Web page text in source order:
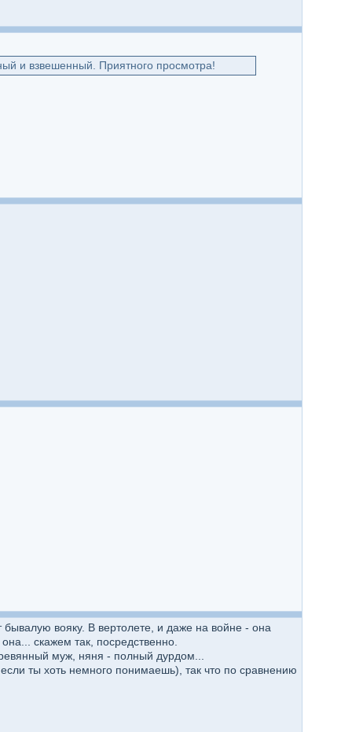
и взвешенный. Приятного просмотра!
вояку. В вертолете, и даже на войне - она
скажем так, посредственно.
муж, няня - полный дурдом...
ты хоть немного понимаешь), так что по сравнению